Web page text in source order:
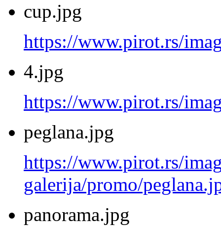
cup.jpg
https://www.pirot.rs/
4.jpg
https://www.pirot.rs/
peglana.jpg
https://www.pirot.rs/
galerija/promo/
panorama.jpg